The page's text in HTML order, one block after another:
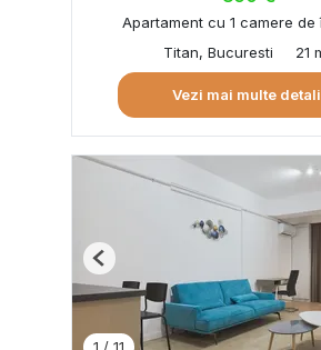
Apartament cu 1 camere de
Titan, Bucuresti
21
Vezi mai multe
1 / 11
Previous